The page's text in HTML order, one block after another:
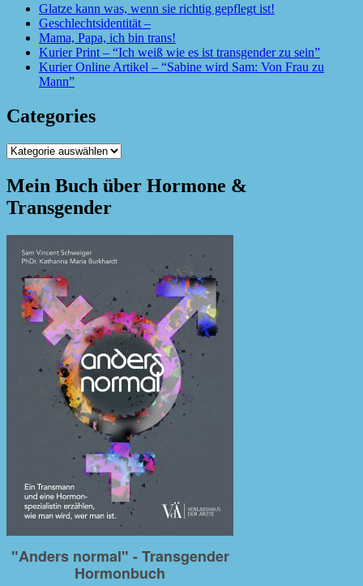
Glatze kann was, wenn sie richtig gepflegt ist!
Geschlechtsidentität –
Mama, Papa, ich bin trans!
Kurier Print – “Ich weiß wie es ist transgender zu sein”
Kurier Online Artikel – “Sabine wird Sam: Von Frau zu
Mann”
Categories
Categories
Mein Buch über Hormone &
Transgender